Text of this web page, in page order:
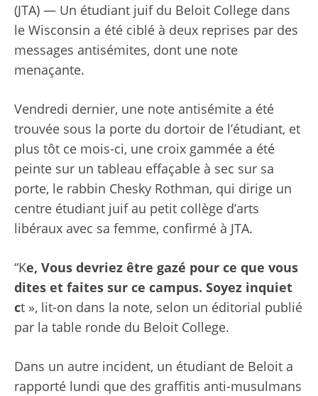
(JTA) — Un étudiant juif du Beloit College dans
le Wisconsin a été ciblé à deux reprises par des
messages antisémites, dont une note
menaçante.
Vendredi dernier, une note antisémite a été
trouvée sous la porte du dortoir de l’étudiant, et
plus tôt ce mois-ci, une croix gammée a été
peinte sur un tableau effaçable à sec sur sa
porte, le rabbin Chesky Rothman, qui dirige un
centre étudiant juif au petit collège d’arts
libéraux avec sa femme, confirmé à JTA.
“Ke, Vous devriez être gazé pour ce que vous
dites et faites sur ce campus. Soyez inquiet
ct », lit-on dans la note, selon un éditorial publié
par la table ronde du Beloit College.
Dans un autre incident, un étudiant de Beloit a
rapporté lundi que des graffitis anti-musulmans